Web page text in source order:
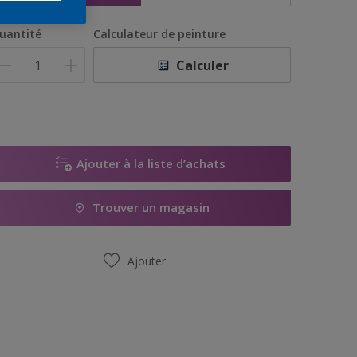
Calculateur de peinture
Calculer
Ajouter à la liste d’achats
Trouver un magasin
Ajouter